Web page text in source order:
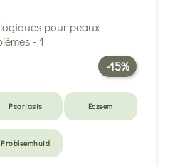
-15%
Psoriasis Eczeem
Probleemhuid